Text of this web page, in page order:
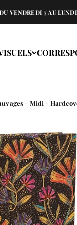
7 AU LUNDI
- Midi -